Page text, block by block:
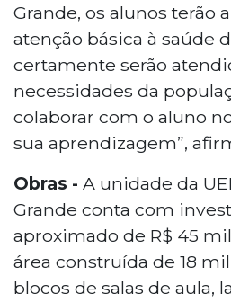
Grande, os alunos terão
atenção básica à saúde
certamente serão
necessidades da
colaborar com o aluno
sua aprendizagem”,
Obras - A unidade da
Grande conta com
aproximado de R$ 45
área construída de 18
blocos de salas de aula,